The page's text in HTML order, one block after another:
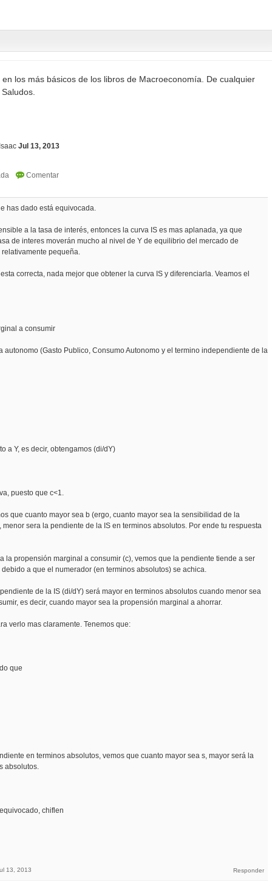
los más básicos de los libros de Macroeconomía. De cualquier
Jul 13, 2013
has dado está equivocada.
a la tasa de interés, entonces la curva IS es mas aplanada, ya que
de interes moverán mucho al nivel de Y de equilibrio del mercado de
pequeña.
correcta, nada mejor que obtener la curva IS y diferenciarla. Veamos el
a consumir
autonomo (Gasto Publico, Consumo Autonomo y el termino independiente de la
a Y, es decir, obtengamos (di/dY)
puesto que c<1.
que cuanto mayor sea b (ergo, cuanto mayor sea la sensibilidad de la
sera la pendiente de la IS en terminos absolutos. Por ende tu respuesta
la propensión marginal a consumir (c), vemos que la pendiente tiende a ser
a que el numerador (en terminos absolutos) se achica.
de la IS (di/dY) será mayor en terminos absolutos cuando menor sea
es decir, cuando mayor sea la propensión marginal a ahorrar.
verlo mas claramente. Tenemos que:
que
en terminos absolutos, vemos que cuanto mayor sea s, mayor será la
absolutos.
chiflen
13, 2013